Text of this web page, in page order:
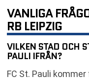
VANLIGA
RB LEIPZIG
VILKEN STAD OCH
PAULI IFRÅN?
FC St. Pauli